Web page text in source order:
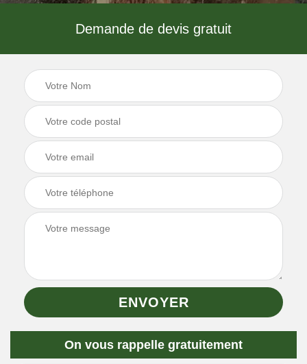
Demande de devis gratuit
On vous rappelle gratuitement